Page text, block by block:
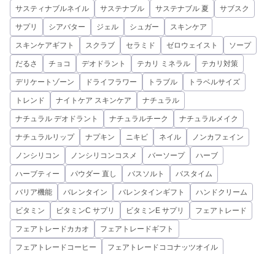
サスティナブルネイル サステナブル サステナブル 夏 サブスク
サプリ シアバター ジェル シュガー スキンケア
スキンケアギフト スクラブ セラミド ゼロウェイスト ソープ
だるさ チョコ デオドラント テカリ ミネラル テカリ対策
デリケートゾーン ドライフラワー トラブル トラベルサイズ
トレンド ナイトケア スキンケア ナチュラル
ナチュラル デオドラント ナチュラルチーク ナチュラルメイク
ナチュラルリップ ナプキン ニキビ ネイル ノンカフェイン
ノンシリコン ノンシリコンコスメ バーソープ ハーブ
ハーブティー パウダー 直し バスソルト バスタイム
バリア機能 バレンタイン バレンタインギフト ハンドクリーム
ビタミン ビタミンC サプリ ビタミンE サプリ フェアトレード
フェアトレードカカオ フェアトレードギフト
フェアトレードコーヒー フェアトレードココナッツオイル